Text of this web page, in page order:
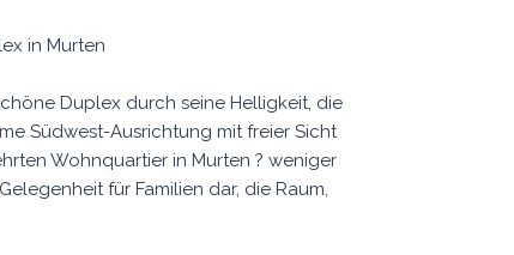
in Murten
Duplex durch seine Helligkeit, die
Südwest-Ausrichtung mit freier Sicht
Wohnquartier in Murten ? weniger
für Familien dar, die Raum,